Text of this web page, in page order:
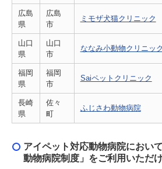
広島
県
広島
市
ミモザ犬猫クリニック
山口
県
山口
市
ななみ小動物クリニック
福岡
県
福岡
市
Saiペットクリニック
長崎
県
佐々
町
ふじさわ動物病院
アイペット対応動物病院におい
動物病院制度」をご利用いただ